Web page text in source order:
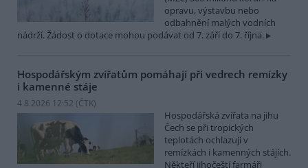
opravu, výstavbu nebo
odbahnění malých vodních
nádrží. Žádost o dotace mohou podávat od 7. září do 7. října.
Hospodářským zvířatům pomáhají při vedrech remízky
i kamenné stáje
4.8.2026 12:52 (ČTK)
Hospodářská zvířata na jihu
Čech se při tropických
teplotách ochlazují v
remízkách i kamenných stájích.
Někteří jihočeští farmáři